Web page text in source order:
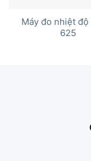
Máy đo nhiệt độ
625